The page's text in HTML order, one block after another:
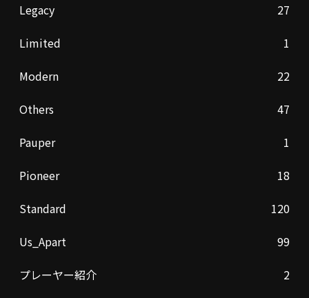
Legacy
27
Limited
1
Modern
22
Others
47
Pauper
1
Pioneer
18
Standard
120
Us_Apart
99
プレーヤー紹介
2